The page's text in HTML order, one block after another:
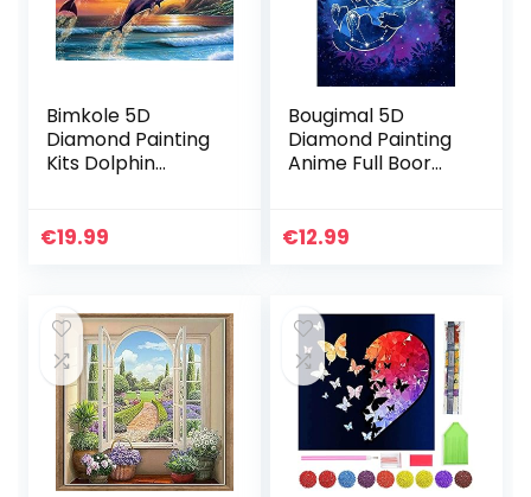
Bimkole 5D
Diamond Painting
Kits Dolphin
Kit Full Ronde Boor
€19.99
Bougimal 5D
Diamond Painting
Anime Full Boor
Schilderij Canvas
€12.99